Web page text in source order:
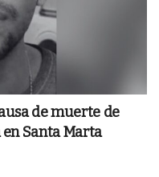
de muerte de
Santa Marta